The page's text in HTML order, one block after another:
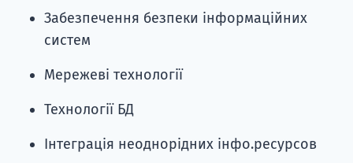
Забезпечення безпеки інформаційних
систем
Мережеві технології
Технології БД
Інтеграція неоднорідних інфо.ресурсов